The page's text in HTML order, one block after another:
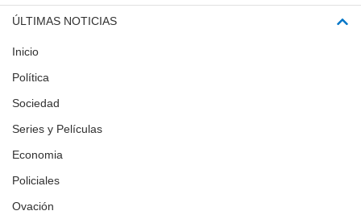
ÚLTIMAS NOTICIAS
Inicio
Política
Sociedad
Series y Películas
Economia
Policiales
Ovación